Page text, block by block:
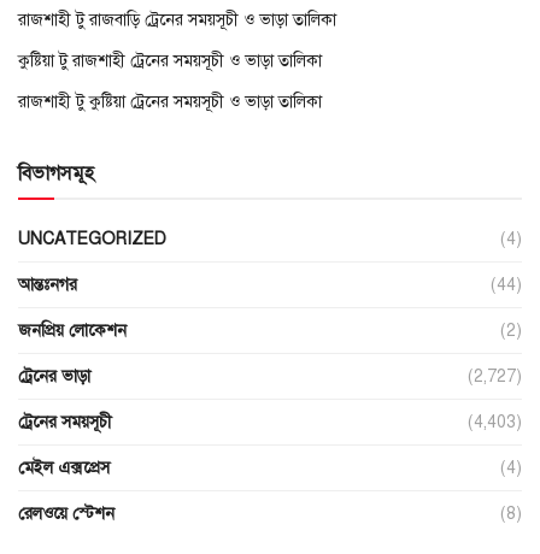
রাজশাহী টু রাজবাড়ি ট্রেনের সময়সূচী ও ভাড়া তালিকা
কুষ্টিয়া টু রাজশাহী ট্রেনের সময়সূচী ও ভাড়া তালিকা
রাজশাহী টু কুষ্টিয়া ট্রেনের সময়সূচী ও ভাড়া তালিকা
বিভাগসমূহ
UNCATEGORIZED (4)
আন্তঃনগর (44)
জনপ্রিয় লোকেশন (2)
ট্রেনের ভাড়া (2,727)
ট্রেনের সময়সূচী (4,403)
মেইল এক্সপ্রেস (4)
রেলওয়ে স্টেশন (8)